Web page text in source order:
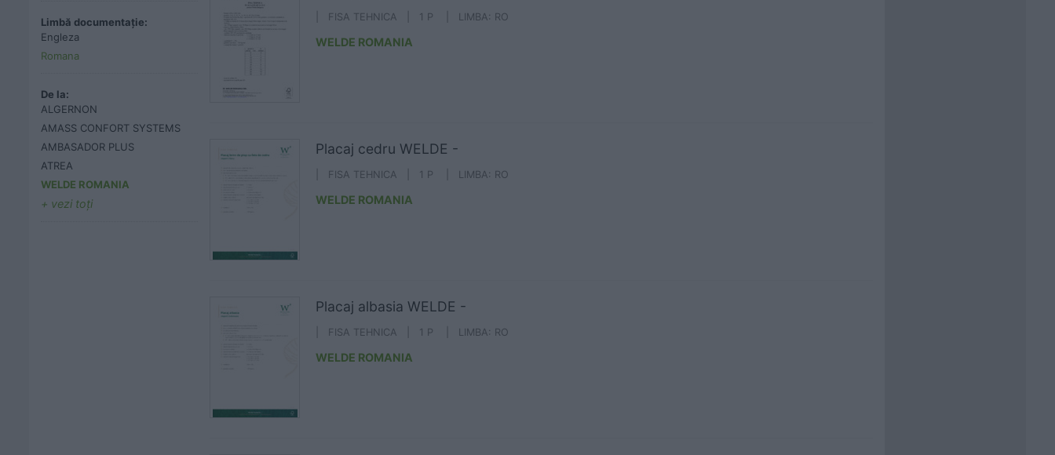
Limbă documentație:
Engleza
Romana
De la:
ALGERNON
AMASS CONFORT SYSTEMS
AMBASADOR PLUS
ATREA
WELDE ROMANIA
vezi toţi
| FISA TEHNICA | 1 P | LIMBA: RO
WELDE ROMANIA
Placaj cedru WELDE -
| FISA TEHNICA | 1 P | LIMBA: RO
WELDE ROMANIA
Placaj albasia WELDE -
| FISA TEHNICA | 1 P | LIMBA: RO
WELDE ROMANIA